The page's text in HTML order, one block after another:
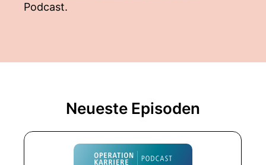
Podcast.
Neueste Episoden